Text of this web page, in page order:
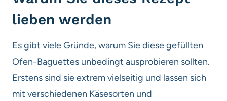
lieben werden
Es gibt viele Gründe, warum Sie diese gefüllten
Ofen-Baguettes unbedingt ausprobieren sollten.
Erstens sind sie extrem vielseitig und lassen sich
mit verschiedenen Käsesorten und